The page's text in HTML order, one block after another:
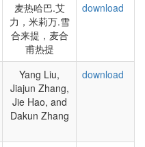
麦热哈巴.艾
力，米莉万.雪
合来提，麦合
甫热提
download
Yang Liu,
Jiajun Zhang,
Jie Hao, and
Dakun Zhang
download